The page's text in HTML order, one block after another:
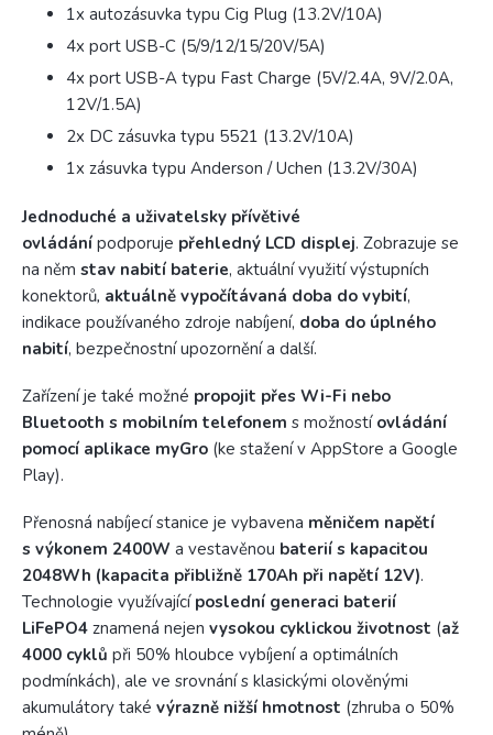
1x autozásuvka typu Cig Plug (13.2V/10A)
4x port USB-C (5/9/12/15/20V/5A)
4x port USB-A typu Fast Charge (5V/2.4A, 9V/2.0A,
12V/1.5A)
2x DC zásuvka typu 5521 (13.2V/10A)
1x zásuvka typu Anderson / Uchen (13.2V/30A)
Jednoduché a uživatelsky přívětivé
ovládání podporuje přehledný LCD displej. Zobrazuje se
na něm stav nabití baterie, aktuální využití výstupních
konektorů, aktuálně vypočítávaná doba do vybití,
indikace používaného zdroje nabíjení, doba do úplného
nabití, bezpečnostní upozornění a další.
Zařízení je také možné propojit přes Wi-Fi nebo
Bluetooth s mobilním telefonem s možností ovládání
pomocí aplikace myGro (ke stažení v AppStore a Google
Play).
Přenosná nabíjecí stanice je vybavena měničem napětí
s výkonem 2400W a vestavěnou baterií s kapacitou
2048Wh (kapacita přibližně 170Ah při napětí 12V).
Technologie využívající poslední generaci baterií
LiFePO4 znamená nejen vysokou cyklickou životnost (až
4000 cyklů při 50% hloubce vybíjení a optimálních
podmínkách), ale ve srovnání s klasickými olověnými
akumulátory také výrazně nižší hmotnost (zhruba o 50%